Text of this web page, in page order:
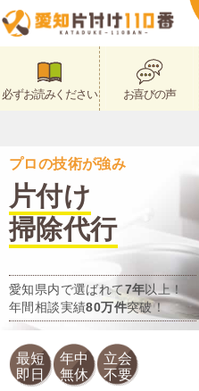
必ずお読みください お喜びの声
プロの技術が強み
片付け
掃除代行
愛知県内で選ばれて7年以上！
年間相談実績80万件突破！
最短
即日
年中
無休
立会
不要